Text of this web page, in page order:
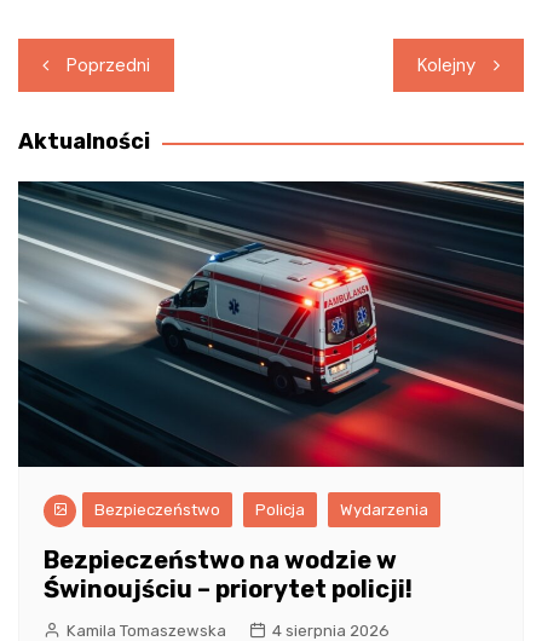
Nawigacja
wpisu
Poprzedni Kolejny
Aktualności
Bezpieczeństwo Policja Wydarzenia
Bezpieczeństwo na wodzie w
Świnoujściu – priorytet policji!
Kamila Tomaszewska 4 sierpnia 2026